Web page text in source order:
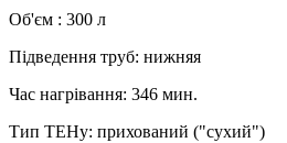
Об'єм : 300 л
Підведення труб: нижняя
Час нагрівання: 346 мин.
Тип ТЕНу: прихований ("сухий")